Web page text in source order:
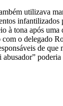
utilizava
infantilizados
à tona após
o delegado
de que
abusador”